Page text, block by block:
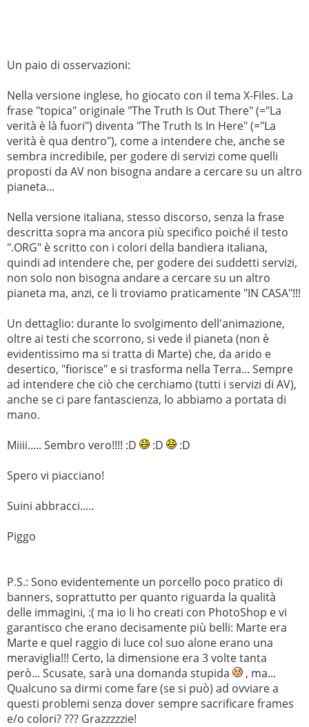
Un paio di osservazioni:
Nella versione inglese, ho giocato con il tema X-Files. La
frase "topica" originale "The Truth Is Out There" (="La
verità è là fuori") diventa "The Truth Is In Here" (="La
verità è qua dentro"), come a intendere che, anche se
sembra incredibile, per godere di servizi come quelli
proposti da AV non bisogna andare a cercare su un altro
pianeta...
Nella versione italiana, stesso discorso, senza la frase
descritta sopra ma ancora più specifico poiché il testo
".ORG" è scritto con i colori della bandiera italiana,
quindi ad intendere che, per godere dei suddetti servizi,
non solo non bisogna andare a cercare su un altro
pianeta ma, anzi, ce li troviamo praticamente "IN CASA"!!!
Un dettaglio: durante lo svolgimento dell'animazione,
oltre ai testi che scorrono, si vede il pianeta (non è
evidentissimo ma si tratta di Marte) che, da arido e
desertico, "fiorisce" e si trasforma nella Terra... Sempre
ad intendere che ciò che cerchiamo (tutti i servizi di AV),
anche se ci pare fantascienza, lo abbiamo a portata di
mano.
Miiii..... Sembro vero!!!! :D
:D
:D
Spero vi piacciano!
Suini abbracci.....
Piggo
P.S.: Sono evidentemente un porcello poco pratico di
banners, soprattutto per quanto riguarda la qualità
delle immagini, :( ma io li ho creati con PhotoShop e vi
garantisco che erano decisamente più belli: Marte era
Marte e quel raggio di luce col suo alone erano una
meraviglia!!! Certo, la dimensione era 3 volte tanta
però... Scusate, sarà una domanda stupida
, ma...
Qualcuno sa dirmi come fare (se si può) ad ovviare a
questi problemi senza dover sempre sacrificare frames
e/o colori? ??? Grazzzzzie!